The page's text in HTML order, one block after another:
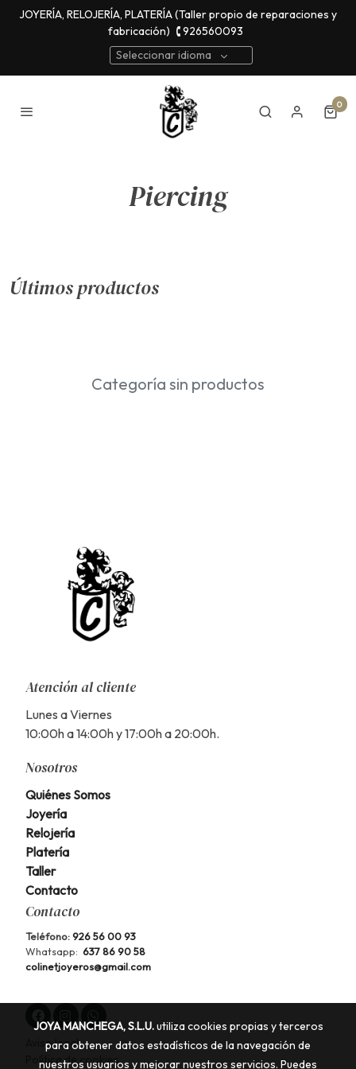
JOYERÍA, RELOJERÍA, PLATERÍA (Taller propio de reparaciones y
fabricación) 🕻 926560093
Seleccionar idioma
0
Piercing
Últimos productos
Categoría sin productos
Atención al cliente
Lunes a Viernes
10:00h a 14:00h y 17:00h a 20:00h.
Nosotros
Quiénes Somos
Joyería
Relojería
Platería
Taller
Contacto
Contacto
Teléfono:926 56 00 93
Whatsapp: 637 86 90 58
colinetjoyeros@gmail.com
Aviso legal
Política de cookies
JOYA MANCHEGA, S.L.U.utiliza cookies propias y terceros
para obtener datos estadísticos de la navegación de
nuestros usuarios y mejorar nuestros servicios. Puedes